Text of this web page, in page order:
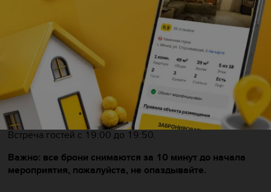
комфортно расположиться за столиком или барной
стойкой, а также сделать заказ и пообщаться с нашими
барменами.
Обращаем Ваше внимание, что места за столиками
рассчитаны на 4-х человек, поэтому просим Вас
дружелюбно отнестись к возможной подсадке и гостям
рядом с вами. Надеемся на ваше понимание и
позитивное настроение.
Встреча гостей с 19:00 до 19:50.
Важно: все брони снимаются за 10 минут до начала
мероприятия, пожалуйста, не опаздывайте.